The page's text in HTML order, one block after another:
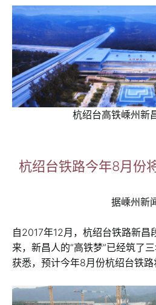
杭绍台高铁嵊州新
杭绍台铁路今年8月份
据嵊州新
自2017年12月，杭绍台铁路新昌
来，新昌人的“高铁梦”已经筑了
获悉，预计今年8月份杭绍台铁路